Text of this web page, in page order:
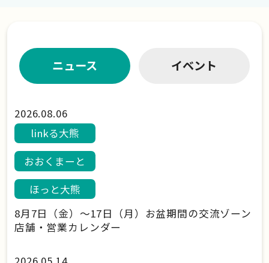
ニュース イベント
2026.08.06
linkる大熊
おおくまーと
ほっと大熊
8月7日（金）～17日（月）お盆期間の交流ゾーン
店舗・営業カレンダー